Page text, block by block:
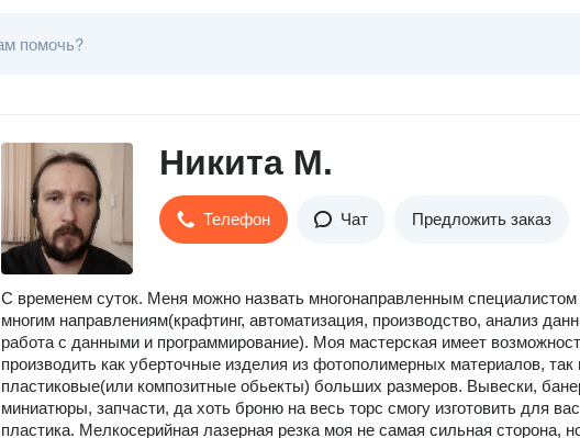
Никита М.
Телефон Чат Предложить заказ
С временем суток. Меня можно назвать многонаправленным специалистом
многим направлениям(крафтинг, автоматизация, производство, анализ
работа с данными и программирование). Моя мастерская имеет
производить как уберточные изделия из фотополимерных материалов, так
пластиковые(или композитные обьекты) больших размеров. Вывески,
миниатюры, запчасти, да хоть броню на весь торс смогу изготовить для
пластика. Мелкосерийная лазерная резка моя не самая сильная сторона,